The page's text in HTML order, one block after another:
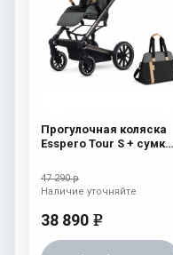
Прогулочная коляска
Esspero Tour S + сумка
47 290 р
38 890 e
Наличие уточняйте